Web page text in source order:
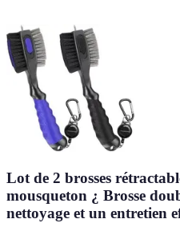
Lot de 2 brosses
mousqueton ¿ Brosse
nettoyage et un entretien